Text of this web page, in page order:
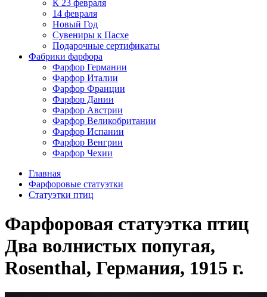
К 23 февраля
14 февраля
Новый Год
Сувениры к Пасхе
Подарочные сертификаты
Фабрики фарфора
Фарфор Германии
Фарфор Италии
Фарфор Франции
Фарфор Дании
Фарфор Австрии
Фарфор Великобритании
Фарфор Испании
Фарфор Венгрии
Фарфор Чехии
Главная
Фарфоровые статуэтки
Cтатуэтки птиц
Фарфоровая статуэтка птиц
Два волнистых попугая,
Rosenthal, Германия, 1915 г.